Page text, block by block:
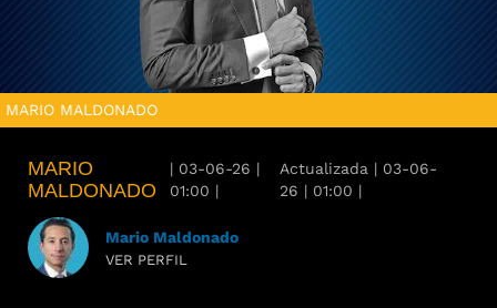
MARIO MALDONADO
MARIO
MALDONADO
| 03-06-26 |
01:00 |
Actualizada | 03-06-
26 | 01:00 |
Mario Maldonado
VER PERFIL